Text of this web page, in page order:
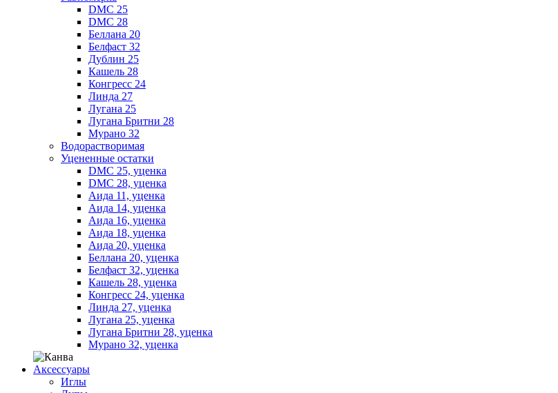
DMC 25
DMC 28
Беллана 20
Белфаст 32
Дублин 25
Кашель 28
Конгресс 24
Линда 27
Лугана 25
Лугана Бритни 28
Мурано 32
Водорастворимая
Уцененные остатки
DMC 25, уценка
DMC 28, уценка
Аида 11, уценка
Аида 14, уценка
Аида 16, уценка
Аида 18, уценка
Аида 20, уценка
Беллана 20, уценка
Белфаст 32, уценка
Кашель 28, уценка
Конгресс 24, уценка
Линда 27, уценка
Лугана 25, уценка
Лугана Бритни 28, уценка
Мурано 32, уценка
Аксессуары
Иглы